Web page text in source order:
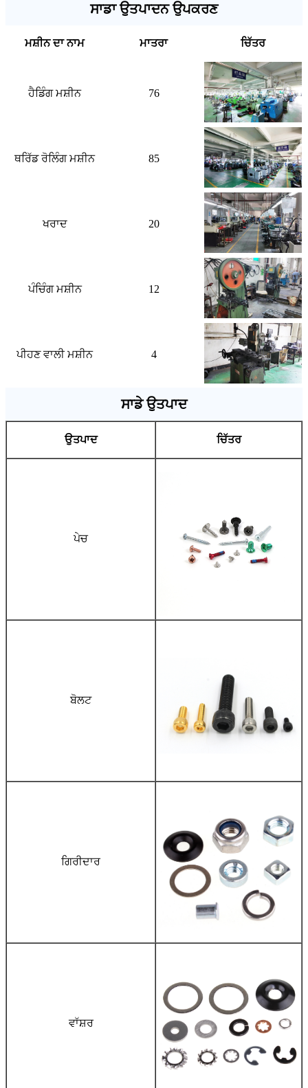
ਸਾਡਾ ਉਤਪਾਦਨ ਉਪਕਰਣ
ਮਸ਼ੀਨ ਦਾ ਨਾਮ ਮਾਤਰਾ ਚਿੱਤਰ
ਹੈਡਿੰਗ ਮਸ਼ੀਨ 76
ਥਰਿੱਡ ਰੋਲਿੰਗ ਮਸ਼ੀਨ 85
ਖਰਾਦ 20
ਪੰਚਿੰਗ ਮਸ਼ੀਨ 12
ਪੀਹਣ ਵਾਲੀ ਮਸ਼ੀਨ 4
ਸਾਡੇ ਉਤਪਾਦ
ਉਤਪਾਦ ਚਿੱਤਰ
ਪੇਚ
ਬੋਲਟ
ਗਿਰੀਦਾਰ
ਵਾੱਸ਼ਰ